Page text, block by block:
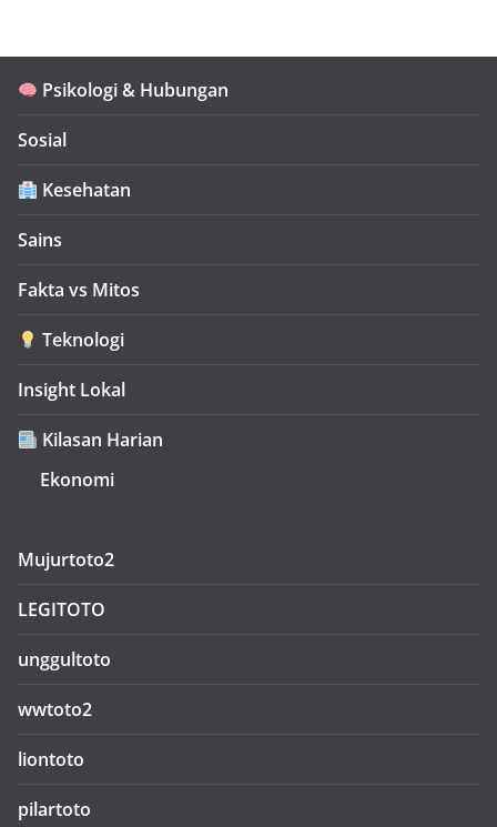
Psikologi & Hubungan
Sosial
Kesehatan
Sains
Fakta vs Mitos
Teknologi
Insight Lokal
Kilasan Harian
Ekonomi
Mujurtoto2
LEGITOTO
unggultoto
wwtoto2
liontoto
pilartoto